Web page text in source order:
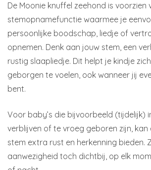
De Moonie knuffel zeehond is voorzien
stemopnamefunctie waarmee je
persoonlijke boodschap, liedje of
opnemen. Denk aan jouw stem, een
rustig slaapliedje. Dit helpt je kindje
geborgen te voelen, ook wanneer jij
bent.
Voor baby’s die bijvoorbeeld (tijdelijk)
verblijven of te vroeg geboren zijn,
stem extra rust en herkenning bieden.
aanwezigheid toch dichtbij, op elk